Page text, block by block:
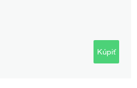
Kúpiť